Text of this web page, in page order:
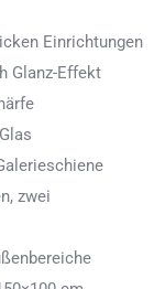
Einrichtungen
Glanz-Effekt
zwei